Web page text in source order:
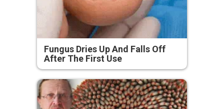
Fungus Dries Up And Falls Off
After The First Use